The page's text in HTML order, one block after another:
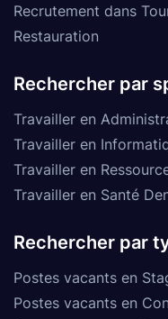
Recrutement dans
Restauration
Rechercher par
Travailler en
Travailler en
Travailler en
Travailler en Santé
Rechercher par
Postes vacants en
Postes vacants en